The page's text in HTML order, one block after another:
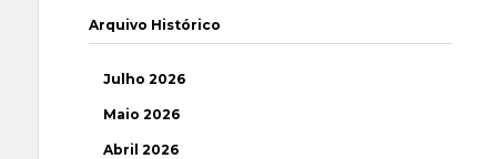
Arquivo Histórico
Julho 2026
Maio 2026
Abril 2026